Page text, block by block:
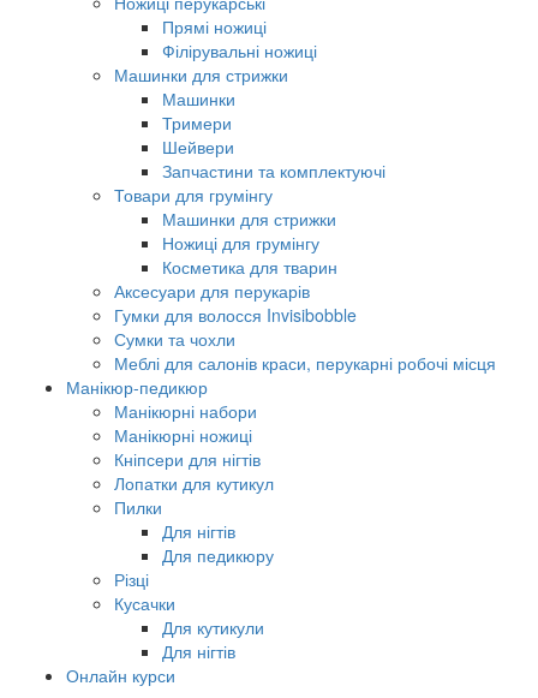
Прямі ножиці
Філірувальні ножиці
Машинки для стрижки
Машинки
Тримери
Шейвери
Запчастини та комплектуючі
Товари для грумінгу
Машинки для стрижки
Ножиці для грумінгу
Косметика для тварин
Аксесуари для перукарів
Гумки для волосся Invisibobble
Сумки та чохли
Меблі для салонів краси, перукарні робочі місця
Манікюр-педикюр
Манікюрні набори
Манікюрні ножиці
Кніпсери для нігтів
Лопатки для кутикул
Пилки
Для нігтів
Для педикюру
Різці
Кусачки
Для кутикули
Для нігтів
Онлайн курси